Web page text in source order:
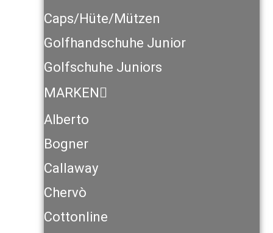
Caps/Hüte/Mützen
Golfhandschuhe Junior
Golfschuhe Juniors
MARKEN
Alberto
Bogner
Callaway
Chervò
Cottonline